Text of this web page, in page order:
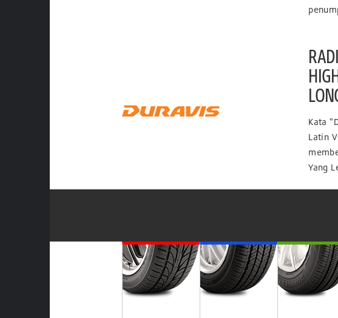
Kata
Latin
Yang